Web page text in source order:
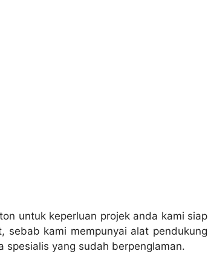
untuk keperluan projek anda kami siap
sebab kami mempunyai alat pendukung
spesialis yang sudah berpenglaman.